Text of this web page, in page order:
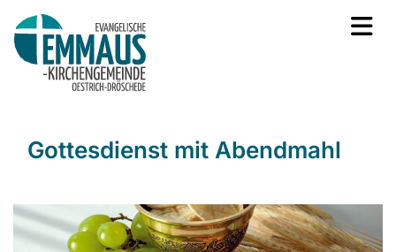
Gottesdienst mit Abendmahl